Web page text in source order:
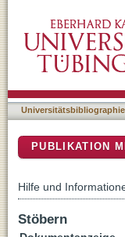
Universitätsbibliographie
PUBLIKATION
Hilfe und
Stöbern